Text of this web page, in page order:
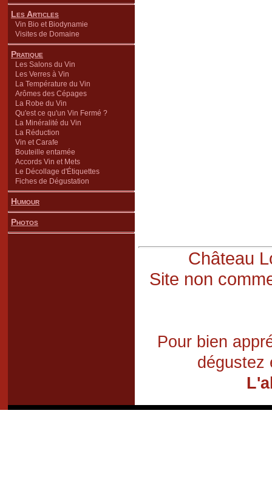
Les Articles
Vin Bio et Biodynamie
Visites de Domaine
Pratique
Les Salons du Vin
Les Verres à Vin
La Température du Vin
Arômes des Cépages
La Robe du Vin
Qu'est ce qu'un Vin Fermé ?
La Minéralité du Vin
La Réduction
Vin et Carafe
Bouteille entamée
Accords Vin et Mets
Le Décollage d'Étiquettes
Fiches de Dégustation
Humour
Photos
Château
Site non
Pour bien
dégustez